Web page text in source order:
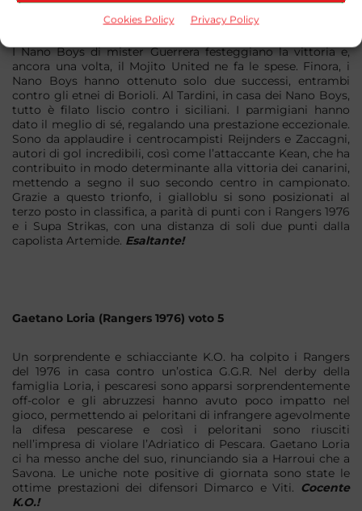
Cookies Policy Privacy Policy
Salvatore Guerrera (Nano Boys) voto 9
I Nano Boys di mister Guerrera festeggiano la vittoria e,
ancora una volta, il Mojito United ne fa le spese. Finora, i
Nano Boys hanno ottenuto solo due successi, entrambi
contro gli etnei di Borioli. Al Tardini, in casa dei Nano Boys,
tutto è filato liscio contro i siciliani. I parmigiani hanno
dato il meglio di sé, regalando una prestazione eccezionale.
Sono da applaudire i centrocampisti Reijnders e Zaccagni,
autori di gol incredibili, così come l’attaccante Kean, che ha
contribuito in modo determinante alla vittoria dei canarini,
mettendo a segno il suo secondo centro in campionato.
Grazie a questo trionfo, i gialloblu si sono posizionati al
terzo posto in classifica, a parità di punti con i Rangers 1976
e i Supa Strikas, con una distanza di soli due punti dalla
capolista Artemide. Esaltante!
Gaetano Loria (Rangers 1976) voto 5
Un sorprendente e schiacciante K.O. ha colpito i Rangers
del 1976 in casa contro un’ostica G.G.R. Nel derby della
famiglia Loria, i pescaresi sono apparsi sorprendentemente
off-color e gli abruzzesi hanno avuto poco impatto nel
gioco, permettendo ai peloritani di infrangere agevolmente
la difesa pescarese e così i peloritani sono riusciti
nell’impresa di violare l’Adriatico di Pescara. Gaetano Loria
ci ha messo anche del suo, rinunciando sia a Harroui che a
Savona. Le uniche note positive di giornata sono state le
ottime prestazioni dei difensori Dimarco e Viti. Cocente
K.O.!